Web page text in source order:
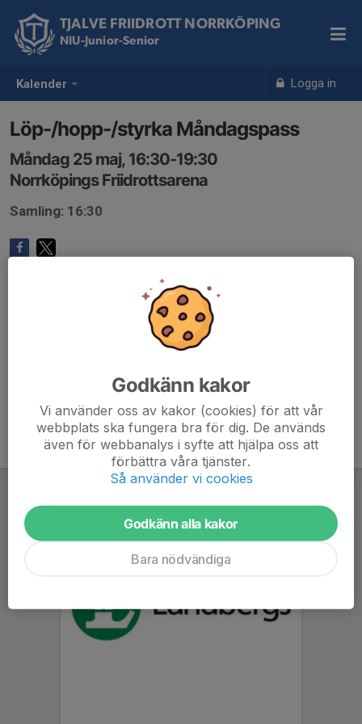
Kalender Logga in
TJALVE FRIIDROTT NORRKÖPING
NIU-Junior-Senior
Löp-/hopp-/styrka Måndagspass
Måndag 25 maj, 16:30-19:30
Norrköpings Friidrottsarena
Samling: 16:30
Godkänn kakor
Vi använder oss av kakor (cookies) för att vår
webbplats ska fungera bra för dig. De används
även för webbanalys i syfte att hjälpa oss att
förbättra våra tjänster.
Så använder vi cookies
Godkänn alla kakor
Bara nödvändiga